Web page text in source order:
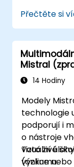
Přečtěte si
Mistral
14 Hodiny
Modely
technologie
podporují i
o nástroje
vizuální
výzkumu.
Toto živé
(online